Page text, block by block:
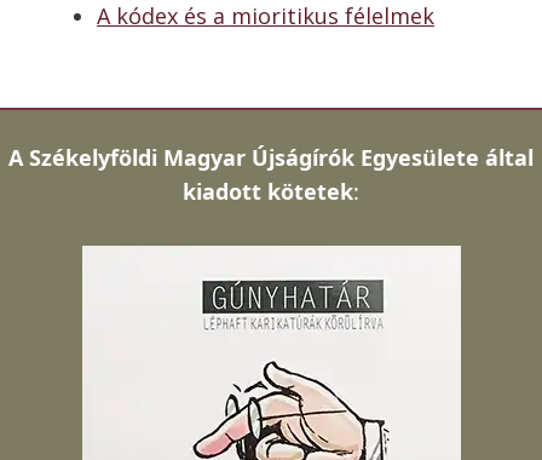
A kódex és a mioritikus félelmek
A Székelyföldi Magyar Újságírók Egyesülete által
kiadott kötetek: